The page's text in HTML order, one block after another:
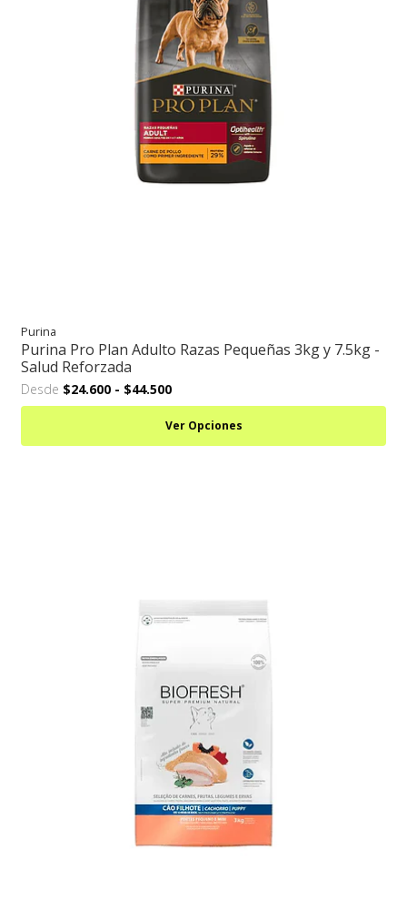
Purina
Purina Pro Plan Adulto Razas Pequeñas 3kg y 7.5kg -
Salud Reforzada
Desde $24.600 - $44.500
Ver Opciones